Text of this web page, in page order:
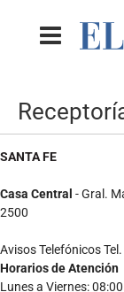
SANTA FE
Casa Central - Gral.
2500
Avisos Telefónicos
Horarios de Atención
Lunes a Viernes: